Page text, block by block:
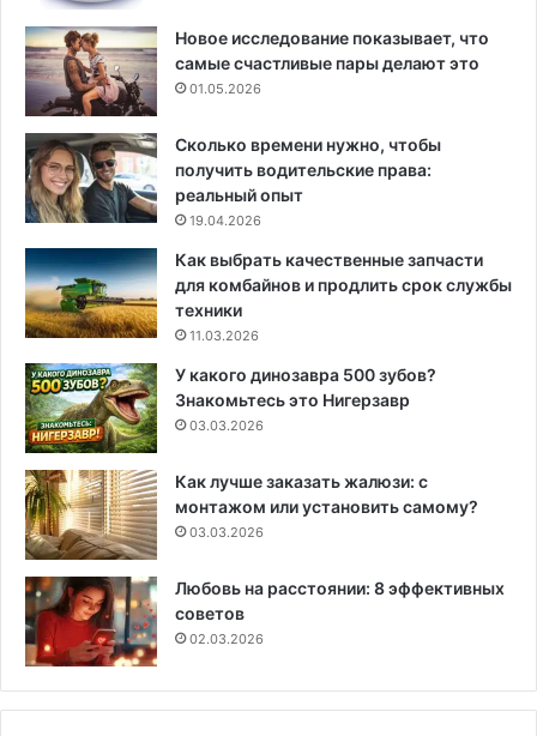
Новое исследование показывает, что
самые счастливые пары делают это
01.05.2026
Сколько времени нужно, чтобы
получить водительские права:
реальный опыт
19.04.2026
Как выбрать качественные запчасти
для комбайнов и продлить срок службы
техники
11.03.2026
У какого динозавра 500 зубов?
Знакомьтесь это Нигерзавр
03.03.2026
Как лучше заказать жалюзи: с
монтажом или установить самому?
03.03.2026
Любовь на расстоянии: 8 эффективных
советов
02.03.2026